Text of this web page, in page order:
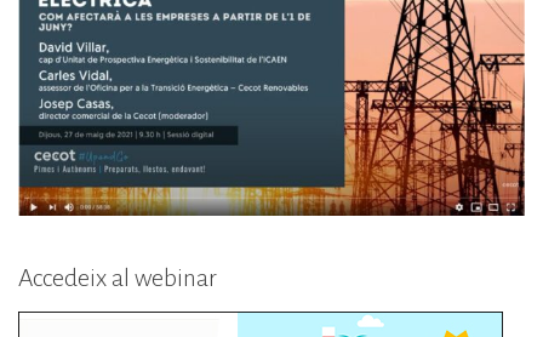
Accedeix al webinar